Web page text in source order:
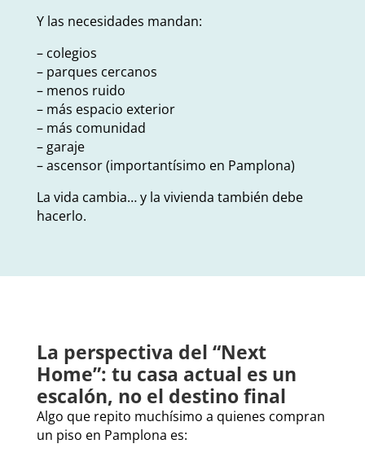
Y las necesidades mandan:
– colegios
– parques cercanos
– menos ruido
– más espacio exterior
– más comunidad
– garaje
– ascensor (importantísimo en Pamplona)
La vida cambia… y la vivienda también debe
hacerlo.
La perspectiva del “Next
Home”: tu casa actual es un
escalón, no el destino final
Algo que repito muchísimo a quienes compran
un piso en Pamplona es: